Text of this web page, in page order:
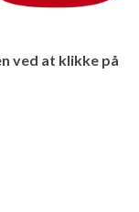
ved at klikke på